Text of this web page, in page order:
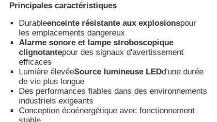
Contrôle de la qualité
Contact
Demande de soumission
Éclairage anti-déflagrant
Principales caractéristiques
Durableenceinte résistante aux explosionspour
les emplacements dangereux
Alarme sonore et lampe stroboscopique
clignotantepour des signaux d'avertissement
efficaces
Lumière élevéeSource lumineuse LEDd'une durée
de vie plus longue
Des performances fiables dans des environnements
industriels exigeants
Conception écoénergétique avec fonctionnement